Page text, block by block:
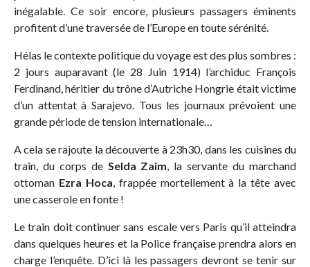
inégalable. Ce soir encore, plusieurs passagers éminents
profitent d’une traversée de l’Europe en toute sérénité.
Hélas le contexte politique du voyage est des plus sombres :
2 jours auparavant (le 28 Juin 1914) l’archiduc François
Ferdinand, héritier du trône d’Autriche Hongrie était victime
d’un attentat à Sarajevo. Tous les journaux prévoient une
grande période de tension internationale…
A cela se rajoute la découverte à 23h30, dans les cuisines du
train, du corps de Selda Zaim, la servante du marchand
ottoman Ezra Hoca, frappée mortellement à la tête avec
une casserole en fonte !
Le train doit continuer sans escale vers Paris qu’il atteindra
dans quelques heures et la Police française prendra alors en
charge l’enquête. D’ici là les passagers devront se tenir sur